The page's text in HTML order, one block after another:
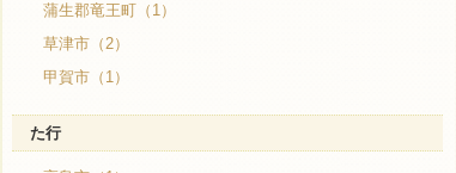
蒲生郡竜王町（1）
草津市（2）
甲賀市（1）
た行